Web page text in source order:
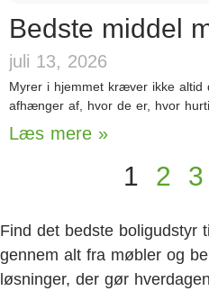
Bedste middel
juli 13, 2026
Myrer i hjemmet kræver ikke altid
afhænger af, hvor de er, hvor
Læs mere »
1 2 3
Find det bedste boligudstyr
gennem alt fra møbler og
løsninger, der gør